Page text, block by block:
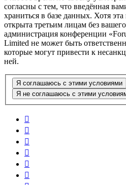
согласны с тем, что введённая
храниться в базе данных. Хотя
открыта третьим лицам без
администрация конференции
Limited не может быть
которые могут привести к
ней.